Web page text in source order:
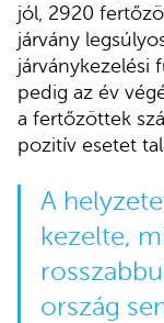
jól, 2920
járvány
járványkezelési
pedig az év
a fertőzöttek
pozitív esetet
A
kezelte,
ország